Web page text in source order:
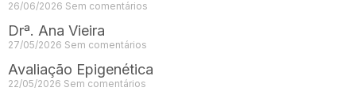
26/06/2026 Sem comentários
Drª. Ana Vieira
27/05/2026 Sem comentários
Avaliação Epigenética
22/05/2026 Sem comentários